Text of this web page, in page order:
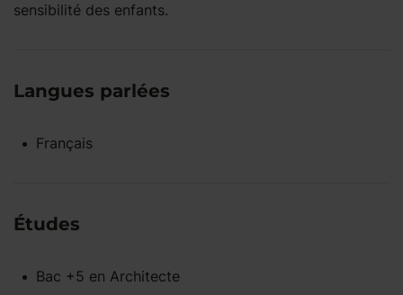
sensibilité des enfants.
Langues parlées
Français
Études
Bac +5 en Architecte